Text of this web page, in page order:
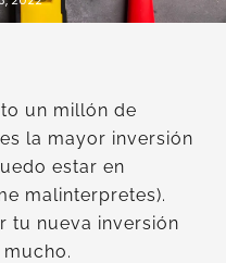
un millón de
la mayor inversión
estar en
malinterpretes).
tu nueva inversión